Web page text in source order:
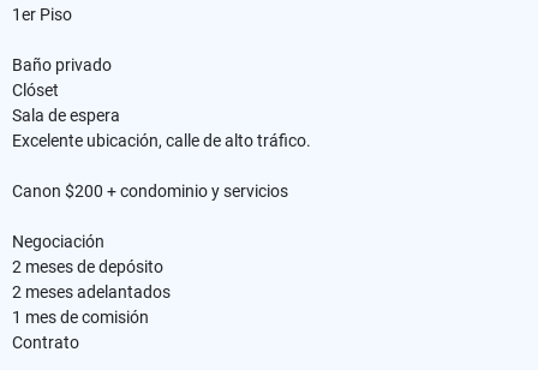
1er Piso
Baño privado
Clóset
Sala de espera
Excelente ubicación, calle de alto tráfico.
Canon $200 + condominio y servicios
Negociación
2 meses de depósito
2 meses adelantados
1 mes de comisión
Contrato